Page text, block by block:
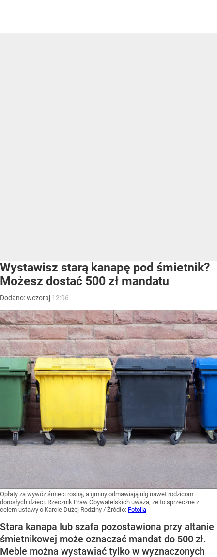
Wystawisz starą kanapę pod śmietnik?
Możesz dostać 500 zł mandatu
Dodano:wczoraj 12:06
Opłaty za wywóz śmieci rosną, a gminy odmawiają ulg nawet rodzicom
dorosłych dzieci. Rzecznik Praw Obywatelskich uważa, że to sprzeczne z
celem ustawy o Karcie Dużej Rodziny / Źródło: Fotolia
Stara kanapa lub szafa pozostawiona przy altanie
śmietnikowej może oznaczać mandat do 500 zł.
Meble można wystawiać tylko w wyznaczonych